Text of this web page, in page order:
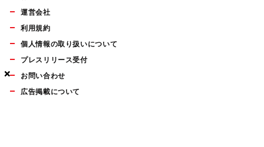
×
×
×
運営会社
利用規約
個人情報の取り扱いについて
プレスリリース受付
お問い合わせ
広告掲載について